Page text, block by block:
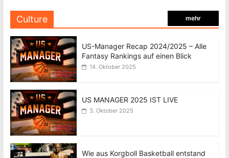
Culture mehr
US-Manager Recap 2024/2025 – Alle
Fantasy Rankings auf einen Blick
14. Oktober 2025
US MANAGER 2025 IST LIVE
3. Oktober 2025
Wie aus Korgboll Basketball entstand